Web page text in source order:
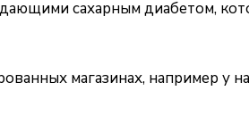
сахарным диабетом,
магазинах, например у